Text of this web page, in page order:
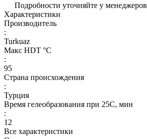
Подробности уточняйте у менеджеров
Характеристики
Производитель
:
Turkuaz
Макс HDT °С
:
95
Страна происхождения
:
Турция
Время гелеобразования при 25С, мин
:
12
Все характеристики